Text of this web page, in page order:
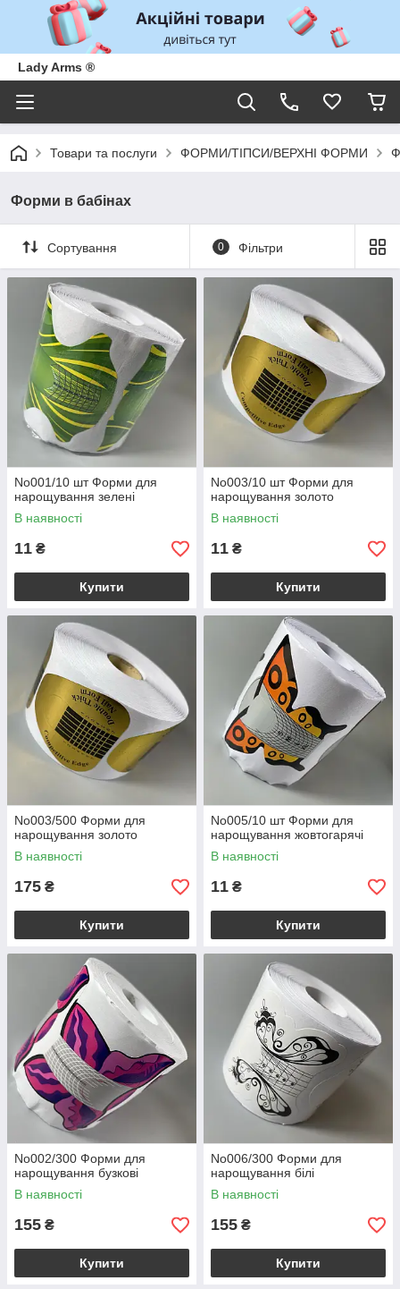
Lady Arms ®
Товари та послуги ФОРМИ/ТІПСИ/ВЕРХНІ ФОРМИ
Форми в бабінах
Сортування 0 Фільтри
No001/10 шт Форми для
нарощування зелені
В наявності
11 ₴
Купити
No003/10 шт Форми для
нарощування золото
В наявності
11 ₴
Купити
No003/500 Форми для
нарощування золото
В наявності
175 ₴
Купити
No005/10 шт Форми для
нарощування жовтогарячі
В наявності
11 ₴
Купити
No002/300 Форми для
нарощування бузкові
В наявності
155 ₴
Купити
No006/300 Форми для
нарощування білі
В наявності
155 ₴
Купити